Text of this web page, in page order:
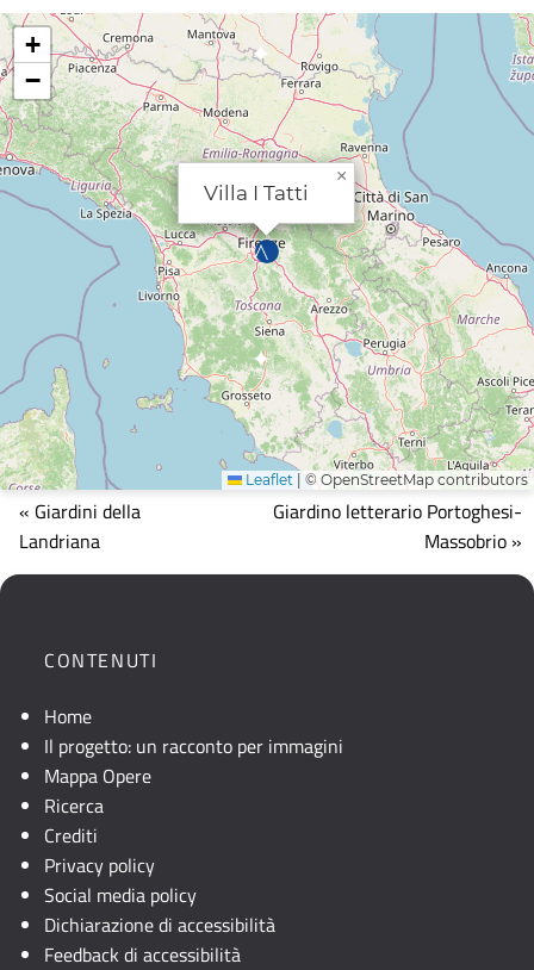
Villa I Tatti
×
+
−
Leaflet | © OpenStreetMap contributors
Mappa
che
la
geografica
mappa
non
visibile,
consultare
descrizione
« Giardini della
Landriana
Giardino letterario Portoghesi-
Massobrio »
CONTENUTI
Home
Il progetto: un racconto per immagini
Mappa Opere
Ricerca
Crediti
Privacy policy
Social media policy
Dichiarazione di accessibilità
Feedback di accessibilità